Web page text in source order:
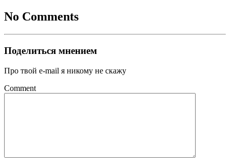
No Comments
Поделиться мнением
Про твой e-mail я никому не скажу
Comment